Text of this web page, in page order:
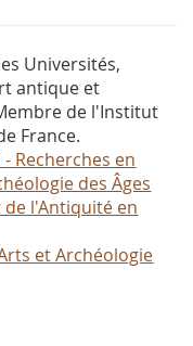
Universités,
antique et
de l'Institut
France.
- Recherches en
des Âges
de l'Antiquité en
et Archéologie